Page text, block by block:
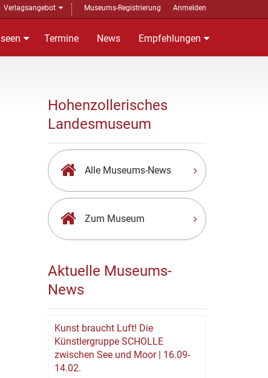
Verlagsangebot Museums-Registrierung Anmelden
Termine News Empfehlungen
Hohenzollerisches
Landesmuseum
Alle Museums-News
Zum Museum
Aktuelle Museums-
News
Kunst braucht Luft! Die
Künstlergruppe SCHOLLE
zwischen See und Moor | 16.09-
14.02.